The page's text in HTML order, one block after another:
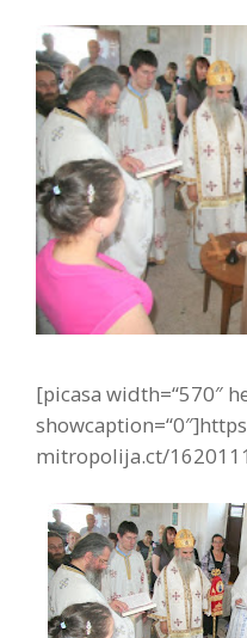
[picasa width=“570″
mitropolija.ct/